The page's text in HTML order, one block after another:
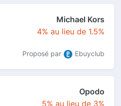
Michael Kors
4% au lieu de 1.5%
Proposé par Ebuyclub
Opodo
5% au lieu de 3%